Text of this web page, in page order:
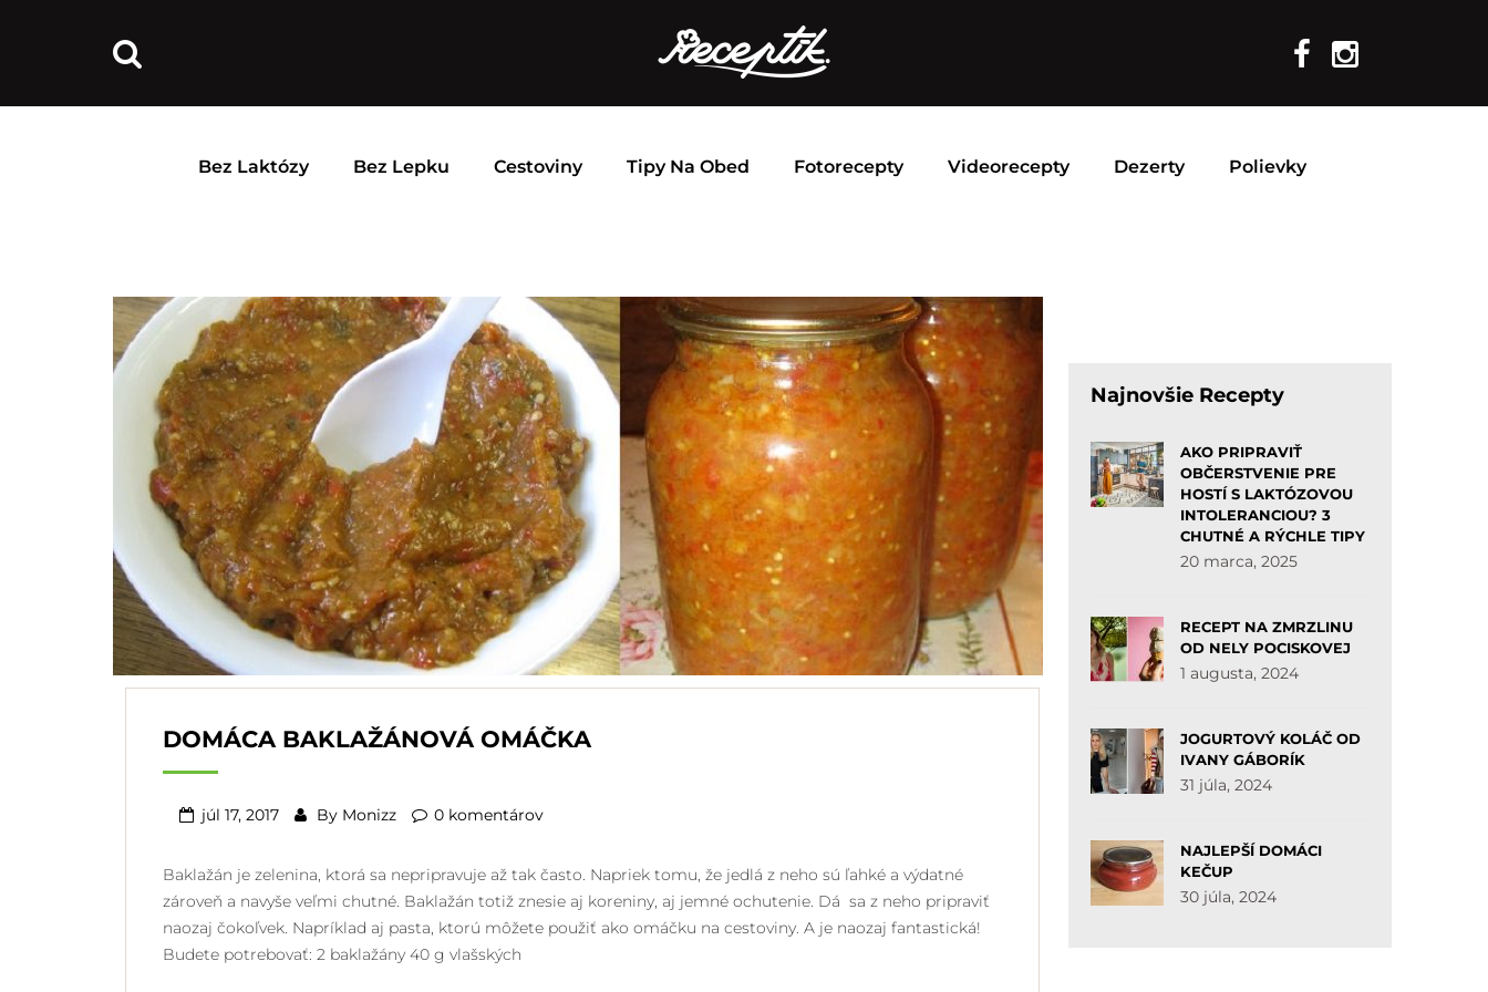
Bez Laktózy Bez Lepku Cestoviny Tipy Na Obed Fotorecepty Videorecepty Dezerty Polievky
DOMÁCA BAKLAŽÁNOVÁ OMÁČKA
júl 17, 2017 By Monizz 0 komentárov
Baklažán je zelenina, ktorá sa nepripravuje až tak často. Napriek tomu, že jedlá z neho sú ľahké a výdatné
zároveň a navyše veľmi chutné. Baklažán totiž znesie aj koreniny, aj jemné ochutenie. Dá sa z neho pripraviť
naozaj čokoľvek. Napríklad aj pasta, ktorú môžete použiť ako omáčku na cestoviny. A je naozaj fantastická!
Budete potrebovať: 2 baklažány 40 g vlašských
Najnovšie Recepty
AKO PRIPRAVIŤ
OBČERSTVENIE PRE
HOSTÍ S LAKTÓZOVOU
INTOLERANCIOU? 3
CHUTNÉ A RÝCHLE TIPY
20 marca, 2025
RECEPT NA ZMRZLINU
OD NELY POCISKOVEJ
1 augusta, 2024
JOGURTOVÝ KOLÁČ OD
IVANY GÁBORÍK
31 júla, 2024
NAJLEPŠÍ DOMÁCI
KEČUP
30 júla, 2024